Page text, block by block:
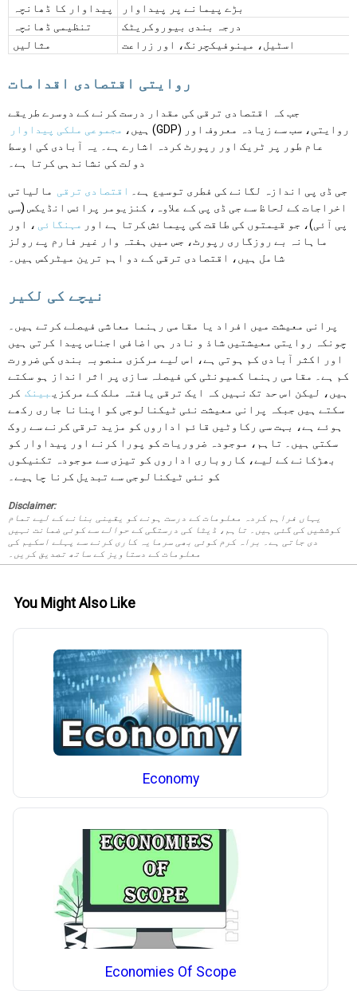
پیداوار کا ڈھانچہ
بڑے پیمانے پر پیداوار
تنظیمی ڈھانچہ
درجہ بندی بیوروکریٹک
مثالیں
اسٹیل، مینوفیکچرنگ، اور زراعت
روایتی اقتصادی اقدامات
جب کہ اقتصادی ترقی کی مقدار درست کرنے کے دوسرے طریقے
ہیں، مجموعی ملکی پیداوار
(GDP) روایتی، سب سے زیادہ معروف اور
عام طور پر ٹریک اور رپورٹ کردہ اشارے ہے۔ یہ آبادی کی اوسط
دولت کی نشاندہی کرتا ہے۔
جی ڈی پی اندازہ لگانے کی فطری توسیع ہے۔ اقتصادی ترقی مالیاتی
اخراجات کے لحاظ سے جی ڈی پی کے علاوہ، کنزیومر پرائس انڈیکس (سی
پی آئی)، جو قیمتوں کی طاقت کی پیمائش کرتا ہے اور مہنگائی ، اور
ماہانہ بے روزگاری رپورٹ، جس میں ہفتہ وار غیر فارم پے رولز
شامل ہیں، اقتصادی ترقی کے دو اہم ترین میٹرکس ہیں۔
نیچے کی لکیر
پرانی معیشت میں افراد یا مقامی رہنما معاشی فیصلے کرتے ہیں۔
چونکہ روایتی معیشتیں شاذ و نادر ہی اضافی اجناس پیدا کرتی ہیں
اور اکثر آبادی کم ہوتی ہے، اس لیے مرکزی منصوبہ بندی کی ضرورت
کم ہے۔ مقامی رہنما کمیونٹی کی فیصلہ سازی پر اثر انداز ہو سکتے
ہیں، لیکن اس حد تک نہیں کہ ایک ترقی یافتہ ملک کے مرکزی بینک کر
سکتے ہیں جبکہ پرانی معیشت نئی ٹیکنالوجی کو اپنانا جاری رکھے
ہوئے ہے، بہت سی رکاوٹیں قائم اداروں کو مزید ترقی کرنے سے روک
سکتی ہیں۔ تاہم، موجودہ ضروریات کو پورا کرنے اور پیداوار کو
بھڑکانے کے لیے، کاروباری اداروں کو تیزی سے موجودہ تکنیکوں
کو نئی ٹیکنالوجی سے تبدیل کرنا چاہیے۔
Disclaimer:
یہاں فراہم کردہ معلومات کے درست ہونے کو یقینی بنانے کے لیے تمام
کوششیں کی گئی ہیں۔ تاہم، ڈیٹا کی درستگی کے حوالے سے کوئی ضمانت نہیں
دی جاتی ہے۔ براہ کرم کوئی بھی سرمایہ کاری کرنے سے پہلے اسکیم کی
معلومات کے دستاویز کے ساتھ تصدیق کریں۔
You Might Also Like
Economy
Economies Of Scope